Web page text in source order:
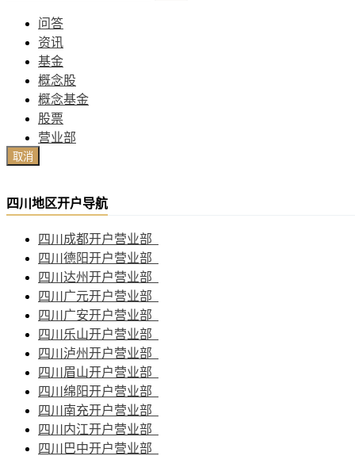
问答
资讯
基金
概念股
概念基金
股票
营业部
取消
四川地区开户导航
四川成都开户营业部
四川德阳开户营业部
四川达州开户营业部
四川广元开户营业部
四川广安开户营业部
四川乐山开户营业部
四川泸州开户营业部
四川眉山开户营业部
四川绵阳开户营业部
四川南充开户营业部
四川内江开户营业部
四川巴中开户营业部